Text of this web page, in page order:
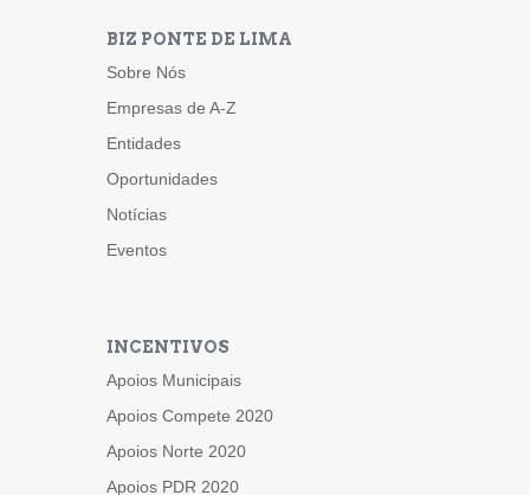
BIZ PONTE DE LIMA
Sobre Nós
Empresas de A-Z
Entidades
Oportunidades
Notícias
Eventos
INCENTIVOS
Apoios Municipais
Apoios Compete 2020
Apoios Norte 2020
Apoios PDR 2020